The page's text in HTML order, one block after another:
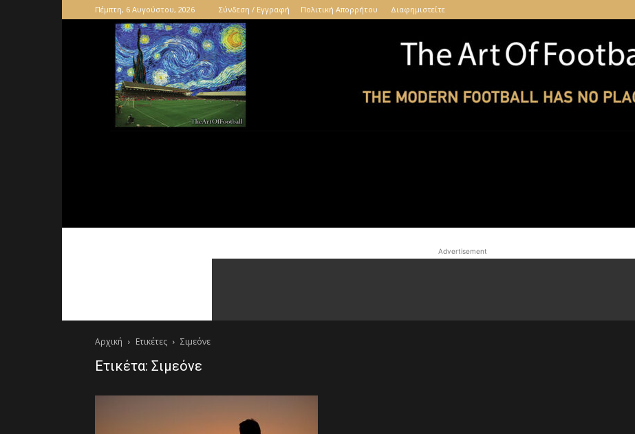
Πέμπτη, 6 Αυγούστου, 2026 Σύνδεση / Εγγραφή Πολιτική Απορρήτου Διαφημιστείτε
Advertisement
Αρχική Ετικέτες Σιμεόνε
Ετικέτα: Σιμεόνε